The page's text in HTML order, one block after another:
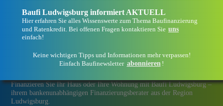
Finanzieren Sie Ihr Haus oder Ihre Wohnung mit Baufi Ludwigsburg –
ihrem bankenunabhängigen Finanzierungsberater aus der Region
Ludwigsburg.
Baufi Ludwigsburg informiert AKTUELL
Hier erfahren Sie alles Wissenswerte zum Thema Baufinanzierung
und Ratenkredit. Bei offenen Fragen kontaktieren Sie uns
einfach!
Keine wichtigen Tipps und Informationen mehr verpassen!
Einfach Baufinewsletter abonnieren !